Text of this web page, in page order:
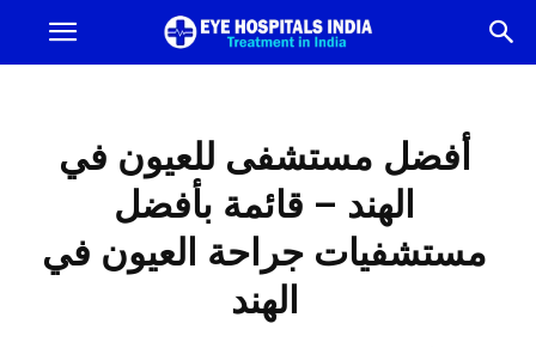
أفضل
للعيونأفضل مستشفى للعيون في
الهند – قائمة بأفضل
مستشفيات جراحة العيون في
الهند